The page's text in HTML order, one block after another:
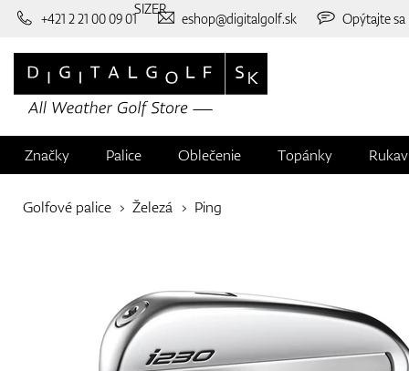
+421 2 21 00 09 01 eshop@digitalgolf.sk Opýtajte sa
Značky Palice Oblečenie Topánky
Golfové palice Železá Ping
SIZER